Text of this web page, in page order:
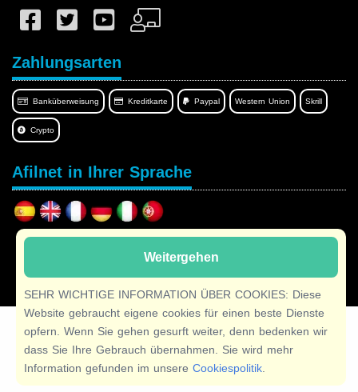
Weitergehen
SEHR WICHTIGE INFORMATION ÜBER COOKIES: Diese
Website gebraucht eigene cookies für einen beste Dienste
opfern. Wenn Sie gehen gesurft weiter, denn bedenken wir
dass Sie Ihre Gebrauch übernahmen. Sie wird mehr
Information gefunden im unsere Cookiespolitik
Zahlungsarten
Banküberweisung Kreditkarte Paypal Western Union Skrill
Crypto
Afilnet in Ihrer Sprache
Copyright © 2026 Afilnet· Alle Rechte vorbehalten